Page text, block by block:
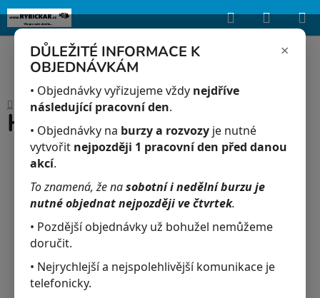
×
DŮLEŽITÉ INFORMACE K
OBJEDNÁVKÁM
• Objednávky vyřizujeme vždy nejdříve
následující pracovní den.
• Objednávky na burzy a rozvozy je nutné
vytvořit nejpozději 1 pracovní den před danou
akcí.
To znamená, že nasobotní i nedělní burzu je
nutné objednat nejpozději ve čtvrtek.
• Pozdější objednávky už bohužel nemůžeme
doručit.
• Nejrychlejší a nejspolehlivější komunikace je
telefonicky.
Upozorňujeme, že uvedená skladová dostupnost je orientační a může se
lišit podle aktuálních objednávek a prodeje v reálném čase.
obsah
Hledat
KOŠÍK
DomůAkvaristika / HIKARI Micro Pellets 22 g
HIKARI Micro Pellets 22 g